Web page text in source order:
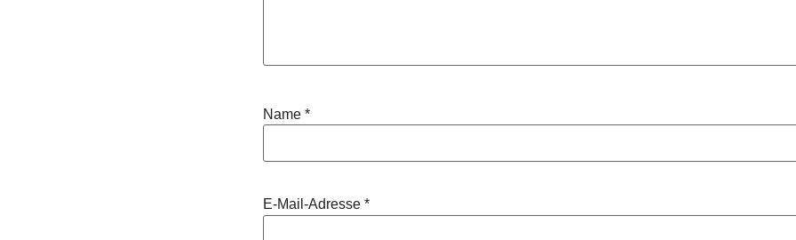
Name *
E-Mail-Adresse *